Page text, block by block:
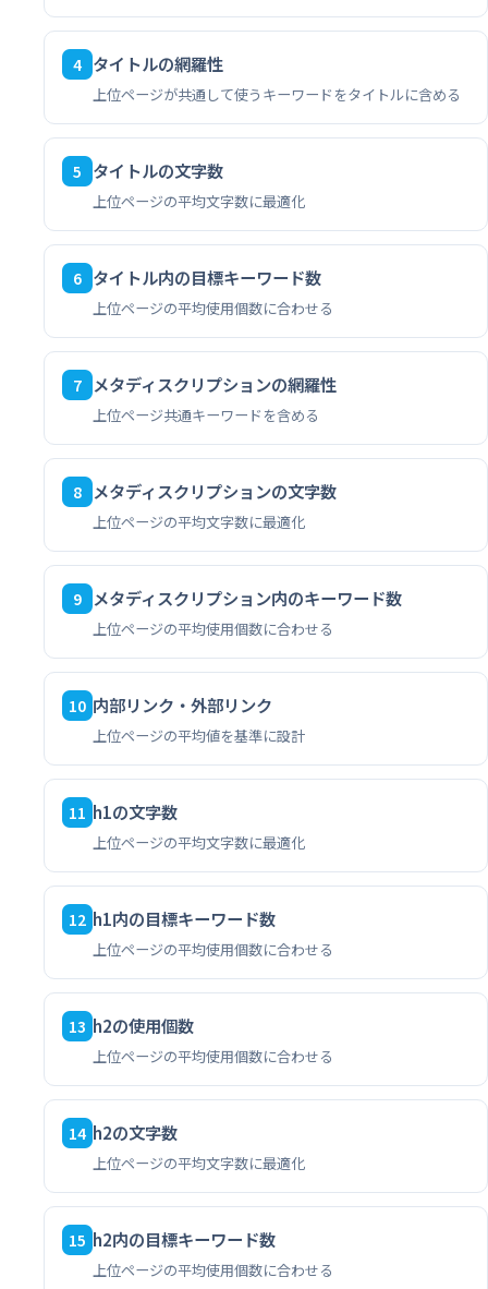
4 タイトルの網羅性
上位ページが共通して使うキーワードをタイトルに含める
5 タイトルの文字数
上位ページの平均文字数に最適化
6 タイトル内の目標キーワード数
上位ページの平均使用個数に合わせる
7 メタディスクリプションの網羅性
上位ページ共通キーワードを含める
8 メタディスクリプションの文字数
上位ページの平均文字数に最適化
9 メタディスクリプション内のキーワード数
上位ページの平均使用個数に合わせる
10 内部リンク・外部リンク
上位ページの平均値を基準に設計
11 h1の文字数
上位ページの平均文字数に最適化
12 h1内の目標キーワード数
上位ページの平均使用個数に合わせる
13 h2の使用個数
上位ページの平均使用個数に合わせる
14 h2の文字数
上位ページの平均文字数に最適化
15 h2内の目標キーワード数
上位ページの平均使用個数に合わせる